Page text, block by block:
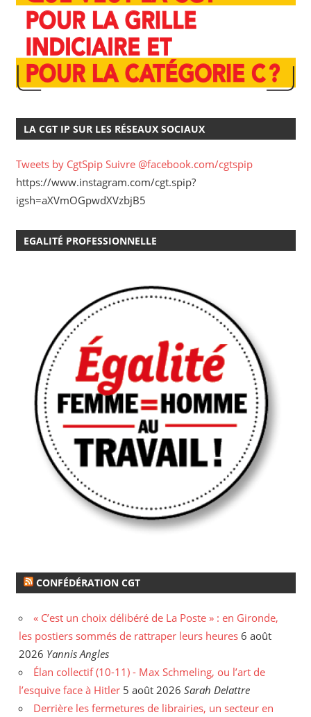
LA CGT IP SUR LES RÉSEAUX SOCIAUX
Tweets by CgtSpip Suivre @facebook.com/cgtspip
https://www.instagram.com/cgt.spip?
igsh=aXVmOGpwdXVzbjB5
EGALITÉ PROFESSIONNELLE
CONFÉDÉRATION CGT
« C’est un choix délibéré de La Poste » : en Gironde,
les postiers sommés de rattraper leurs heures 6 août
2026 Yannis Angles
Élan collectif (10-11) - Max Schmeling, ou l’art de
l’esquive face à Hitler 5 août 2026 Sarah Delattre
Derrière les fermetures de librairies, un secteur en